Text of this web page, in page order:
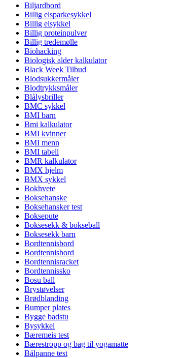
Biljardbord
Billig elsparkesykkel
Billig elsykkel
Billig proteinpulver
Billig tredemølle
Biohacking
Biologisk alder kalkulator
Black Week Tilbud
Blodsukkermåler
Blodtrykksmåler
Blålysbriller
BMC sykkel
BMI barn
Bmi kalkulator
BMI kvinner
BMI menn
BMI tabell
BMR kalkulator
BMX hjelm
BMX sykkel
Bokhvete
Boksehanske
Boksehansker test
Boksepute
Boksesekk & bokseball
Boksesekk barn
Bordtennisbord
Bordtennisbord
Bordtennisracket
Bordtennissko
Bosu ball
Brystøvelser
Brødblanding
Bumper plates
Bygge badstu
Bysykkel
Bæremeis test
Bærestropp og bag til yogamatte
Bålpanne test